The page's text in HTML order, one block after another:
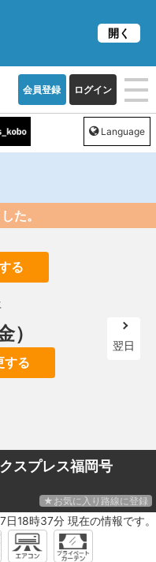
会員登録 ログイン
Language
た。
る
）
する
翌日
スプレス福岡号
★お気に入り路線に登録
18時37分 現在の情報です。
開く